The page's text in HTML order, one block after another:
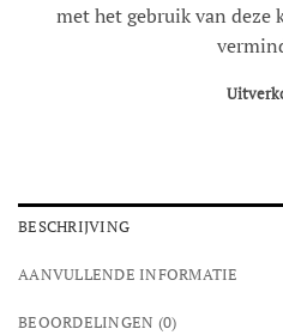
met het gebruik van
BESCHRIJVING
AANVULLENDE INFORMATIE
BEOORDELINGEN (0)